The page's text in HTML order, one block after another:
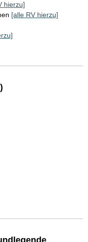
hierzu]
[alle RV hierzu]